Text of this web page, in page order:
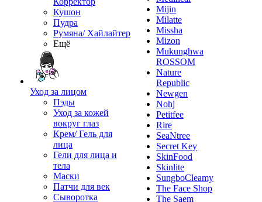
Кушон
Пудра
Румяна/ Хайлайтер
Ещё
Уход за лицом
Пэды
Уход за кожей
вокруг глаз
Крем/ Гель для
лица
Гели для лица и
тела
Маски
Патчи для век
Сыворотка
Mijin
Milatte
Missha
Mizon
Mukunghwa
ROSSOM
Nature
Republic
Newgen
Nohj
Petitfee
Rire
SeaNtree
Secret Key
SkinFood
Skinlite
SungboCleamy
The Face Shop
The Saem